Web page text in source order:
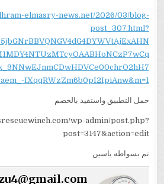
elmasry-news.net/2026/03/blog-
post_307.html?
IXqqRWzZm6b0pI2IpiAnw&m=1
حمل التطبيق واستفيد بالخصم
wp-admin/post.php?
post=3147&action=edit
تم بسواطه ياسين